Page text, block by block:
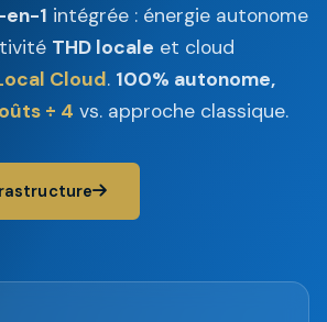
en-1 intégrée : énergie autonome
THD locale et cloud
Cloud. 100% autonome,
÷ 4 vs. approche classique.